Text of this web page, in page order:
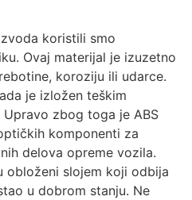
koristili smo
Ovaj materijal je izuzetno
koroziju ili udarce.
je izložen teškim
zbog toga je ABS
komponenti za
delova opreme vozila.
obloženi slojem koji odbija
u dobrom stanju. Ne